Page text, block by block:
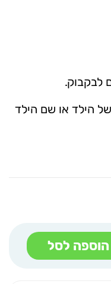
של הילד או שם הילד
הוספה לסל